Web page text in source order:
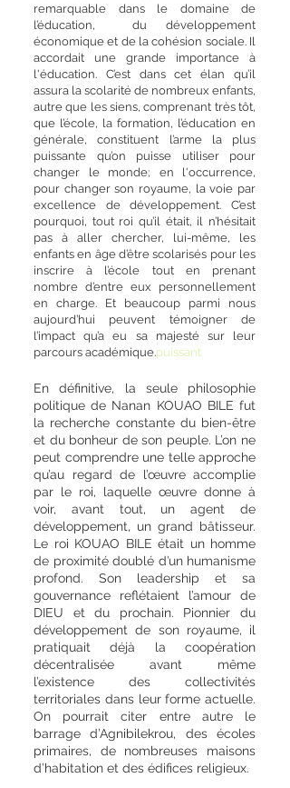
remarquable dans le domaine de
l’éducation, du développement
économique et de la cohésion sociale. Il
accordait une grande importance à
l'éducation. C’est dans cet élan qu’il
assura la scolarité de nombreux enfants,
autre que les siens, comprenant très tôt,
que l’école, la formation, l’éducation en
générale, constituent l’arme la plus
puissante qu’on puisse utiliser pour
changer le monde; en l'occurrence,
pour changer son royaume, la voie par
excellence de développement. C’est
pourquoi, tout roi qu’il était, il n’hésitait
pas à aller chercher, lui-même, les
enfants en âge d’être scolarisés pour les
inscrire à l’école tout en prenant
nombre d’entre eux personnellement
en charge. Et beaucoup parmi nous
aujourd’hui peuvent témoigner de
l’impact qu’a eu sa majesté sur leur
parcours académique.puissant
En définitive, la seule philosophie
politique de Nanan KOUAO BILE fut
la recherche constante du bien-être
et du bonheur de son peuple. L’on ne
peut comprendre une telle approche
qu’au regard de l’œuvre accomplie
par le roi, laquelle œuvre donne à
voir, avant tout, un agent de
développement, un grand bâtisseur.
Le roi KOUAO BILE était un homme
de proximité doublé d’un humanisme
profond. Son leadership et sa
gouvernance reflétaient l’amour de
DIEU et du prochain. Pionnier du
développement de son royaume, il
pratiquait déjà la coopération
décentralisée avant même
l’existence des collectivités
territoriales dans leur forme actuelle.
On pourrait citer entre autre le
barrage d’Agnibilekrou, des écoles
primaires, de nombreuses maisons
d’habitation et des édifices religieux.